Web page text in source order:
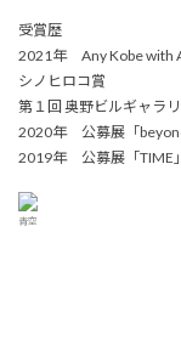
受賞歴
2021年 Any Kobe with
シノヒロコ賞
第１回 奥野ビルギャラ
2020年 公募展「
2019年 公募展「TIME
青空